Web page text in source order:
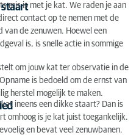
staart
mis is met je kat. We raden je aan
contact op te nemen met de
de zenuwen. Hoewel een
is, is snelle actie in sommige
om jouw kat ter observatie in de
is bedoeld om de ernst van
herstel mogelijk te maken.
ineens een dikke staart? Dan is
omhoog is je kat juist toegankelijk.
en bevat veel zenuwbanen.